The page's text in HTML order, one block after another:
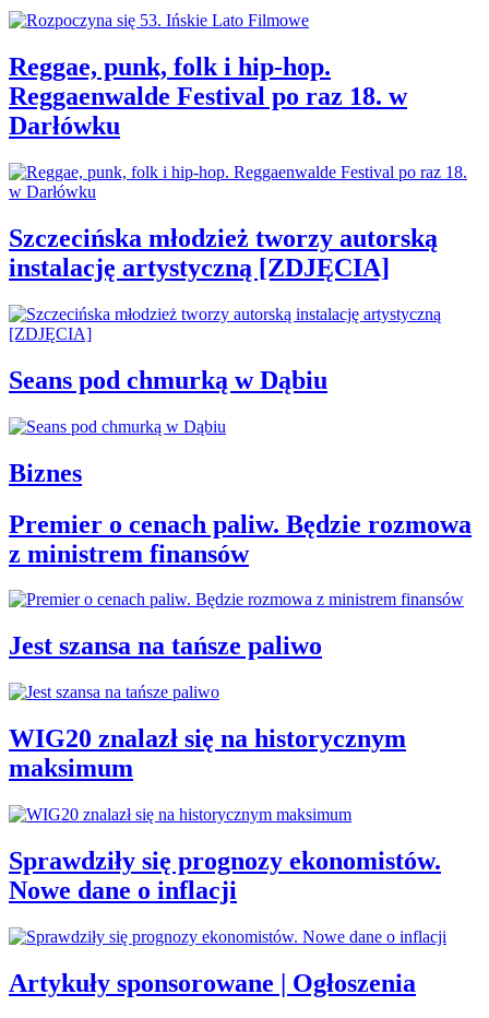
Reggae, punk, folk i hip-hop.
Reggaenwalde Festival po raz 18. w
Darłówku
Szczecińska młodzież tworzy autorską
instalację artystyczną [ZDJĘCIA]
Seans pod chmurką w Dąbiu
Biznes
Premier o cenach paliw. Będzie rozmowa
z ministrem finansów
Jest szansa na tańsze paliwo
WIG20 znalazł się na historycznym
maksimum
Sprawdziły się prognozy ekonomistów.
Nowe dane o inflacji
Artykuły sponsorowane | Ogłoszenia